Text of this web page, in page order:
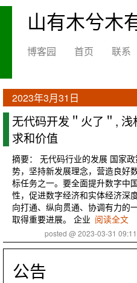
山有木兮木
博客园 首页 联系
2023年3月31日
无代码开发＂火了＂,
求和价值
摘要： 无代码行业的发展 国家
势，坚持新发展理念，营造良好
标任务之一。要全面提升数字中
性，促进数字经济和实体经济深
向打通、纵向贯通、协调有力的
取得重要进展。 企业 阅读全文
posted @ 2023-03-31
公告